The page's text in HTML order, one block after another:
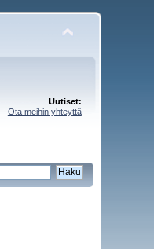
Uutiset:
Ota meihin yhteyttä